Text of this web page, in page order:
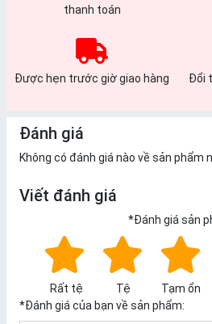
thanh toán
Được hẹn trước giờ giao hàng
Đổi
Đánh giá
Không có đánh giá nào về sản phẩm
Viết đánh giá
*Đánh giá sản
Rất tệ Tệ Tạm ổn
*Đánh giá của bạn về sản phẩm: